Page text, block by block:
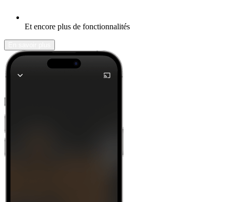
Et encore plus de fonctionnalités